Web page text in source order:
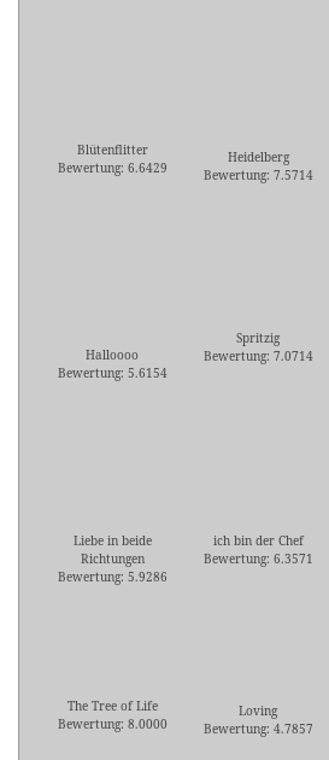
Blütenflitter
Bewertung: 6.6429
Heidelberg
Bewertung: 7.5714
Halloooo
Bewertung: 5.6154
Spritzig
Bewertung: 7.0714
Liebe in beide
Richtungen
Bewertung: 5.9286
ich bin der Chef
Bewertung: 6.3571
The Tree of Life
Bewertung: 8.0000
Loving
Bewertung: 4.7857